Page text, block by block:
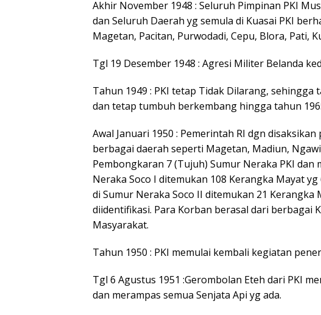
Akhir November 1948 : Seluruh Pimpinan PKI
dan Seluruh Daerah yg semula di Kuasai PKI
Magetan, Pacitan, Purwodadi, Cepu, Blora, Pati,
Tgl 19 Desember 1948 : Agresi Militer Belanda
Tahun 1949 : PKI tetap Tidak Dilarang, sehingga
dan tetap tumbuh berkembang hingga tahun
Awal Januari 1950 : Pemerintah RI dgn
berbagai daerah seperti Magetan, Madiun,
Pembongkaran 7 (Tujuh) Sumur Neraka PKI
Neraka Soco I ditemukan 108 Kerangka Mayat
di Sumur Neraka Soco II ditemukan 21 Kerangka
diidentifikasi. Para Korban berasal dari berbagai
Masyarakat.
Tahun 1950 : PKI memulai kembali kegiatan
Tgl 6 Agustus 1951 :Gerombolan Eteh dari PKI
dan merampas semua Senjata Api yg ada.